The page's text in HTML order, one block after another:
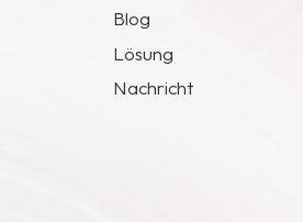
Blog
Lösung
Nachricht